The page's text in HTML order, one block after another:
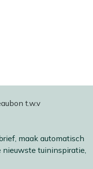
maak automatisch
tuininspiratie,